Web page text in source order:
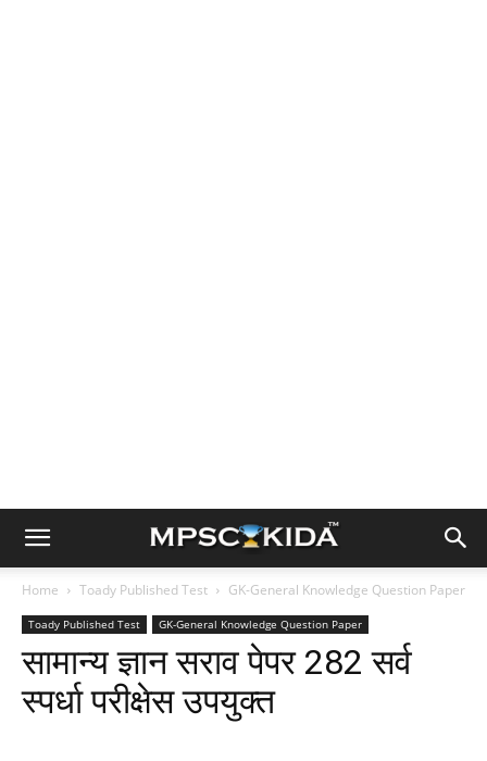
Home Toady Published Test GK-General Knowledge Question Paper
Toady Published Test GK-General Knowledge Question Paper
सामान्य ज्ञान सराव पेपर 282 सर्व
स्पर्धा परीक्षेस उपयुक्त